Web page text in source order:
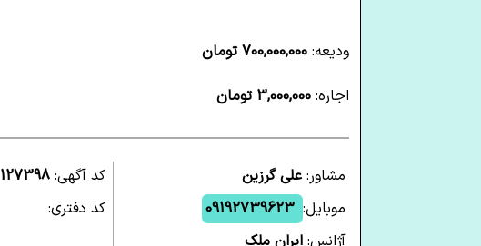
ودیعه: 700,000,000 تومان
اجاره: 3,000,000 تومان
مشاور: علی گرزین
موبایل: 09192739623
آژانس: ایران ملک
کد آگهی: 127398
کد دفتری: